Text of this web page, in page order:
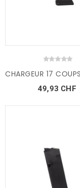
49,93 CHF